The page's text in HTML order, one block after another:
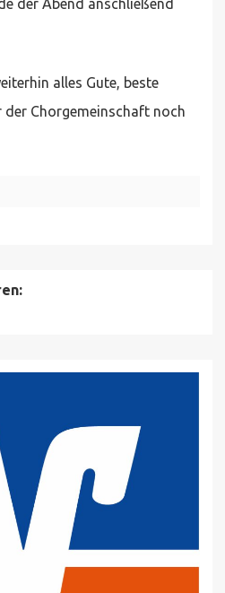
alles Gute, beste
der Chorgemeinschaft noch